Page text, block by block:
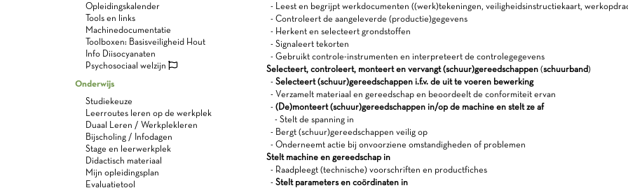
Opleidingskalender
Tools en links
Machinedocumentatie
Toolboxen: Basisveiligheid Hout
Info Diisocyanaten
Psychosociaal welzijn
Onderwijs
Studiekeuze
Leerroutes leren op de werkplek
Duaal Leren / Werkplekleren
Bijscholing / Infodagen
Stage en leerwerkplek
Didactisch materiaal
Mijn opleidingsplan
Evaluatietool
- Leest en begrijpt werkdocumenten ((werk)tekeningen, veiligheidsinstructiekaart,
- Controleert de aangeleverde (productie)gegevens
- Herkent en selecteert grondstoffen
- Signaleert tekorten
- Gebruikt controle-instrumenten en interpreteert de controlegegevens
Selecteert, controleert, monteert en vervangt (schuur)gereedschappen (schuurband)
- Selecteert (schuur)gereedschappen i.f.v. de uit te voeren bewerking
- Verzamelt materiaal en gereedschap en beoordeelt de conformiteit ervan
- (De)monteert (schuur)gereedschappen in/op de machine en stelt ze af
- Stelt de spanning in
- Bergt (schuur)gereedschappen veilig op
- Onderneemt actie bij onvoorziene omstandigheden of problemen
Stelt machine en gereedschap in
- Raadpleegt (technische) voorschriften en productfiches
- Stelt parameters en coördinaten in